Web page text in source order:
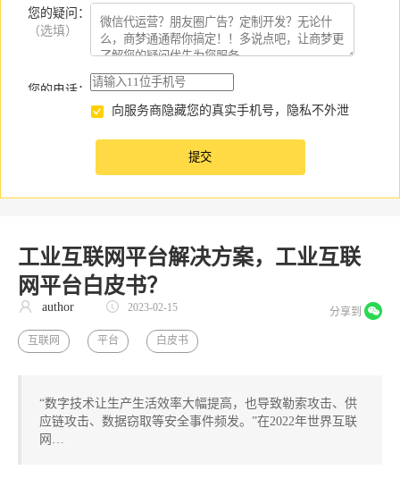
您的疑问
（选填）
：
您的电话：
向服务商隐藏您的真实手机号，隐私不外泄
工业互联网平台解决方案，工业互联
网平台白皮书？
分享到
author 2023-02-15
互联网 平台 白皮书
“数字技术让生产生活效率大幅提高，也导致勒索攻击、供
应链攻击、数据窃取等安全事件频发。”在2022年世界互联
网…